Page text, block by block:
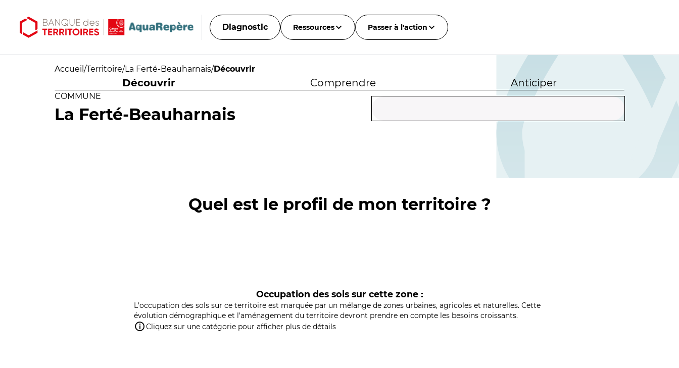
Diagnostic Ressources Passer à l'action
Accueil /Territoire/La Ferté-Beauharnais/Découvrir
Découvrir Comprendre Anticiper
COMMUNE
La Ferté-Beauharnais
Quel est le profil de mon territoire ?
Occupation des sols sur cette zone :
L'occupation des sols sur ce territoire est marquée par un mélange de zones urbaines, agricoles et naturelles. Cette
évolution démographique et l'aménagement du territoire devront prendre en compte les besoins croissants.
Cliquez sur une catégorie pour afficher plus de détails